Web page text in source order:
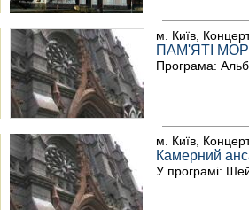
м. Київ,
ПАМ'ЯТІ
Програма:
м. Київ,
Камерний
У програмі: